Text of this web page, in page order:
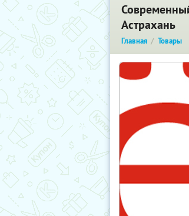
Астрахань
Главная Товары